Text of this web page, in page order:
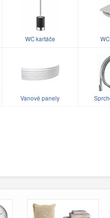
WC kartáče
Vanové panely